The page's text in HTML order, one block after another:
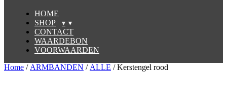
HOME
SHOP
▾
ALLE
ARMBANDEN
CONTACT
WAARDEBON
VOORWAARDEN
Home / ARMBANDEN / ALLE / Kerstengel rood